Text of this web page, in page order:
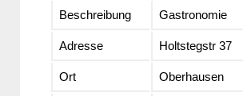
Beschreibung Gastronomie
Adresse Holtstegstr 37
Ort Oberhausen